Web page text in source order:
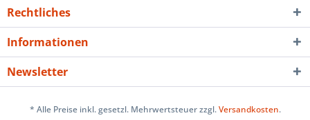
Rechtliches
Informationen
Newsletter
* Alle Preise inkl. gesetzl. Mehrwertsteuer zzgl.Versandkosten.